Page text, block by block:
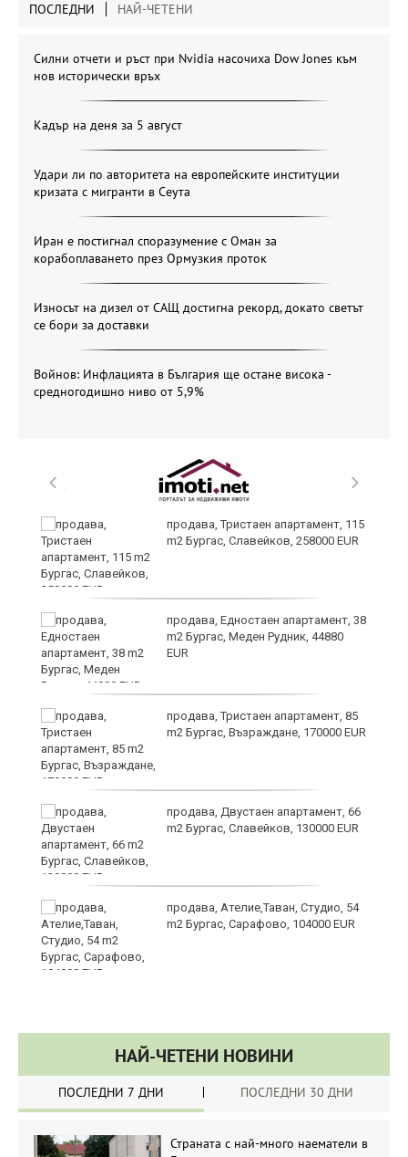
ПОСЛЕДНИ НАЙ-ЧЕТЕНИ
Силни отчети и ръст при Nvidia насочиха Dow Jones към
нов исторически връх
Кадър на деня за 5 август
Удари ли по авторитета на европейските институции
кризата с мигранти в Сеута
Иран е постигнал споразумение с Оман за
корабоплаването през Ормузкия проток
Износът на дизел от САЩ достигна рекорд, докато светът
се бори за доставки
Войнов: Инфлацията в България ще остане висока -
средногодишно ниво от 5,9%
продава, Тристаен апартамент, 115
m2 Бургас, Славейков, 258000 EUR
продава, Едностаен апартамент, 38
m2 Бургас, Меден Рудник, 44880
EUR
продава, Тристаен апартамент, 85
m2 Бургас, Възраждане, 170000 EUR
продава, Двустаен апартамент, 66
m2 Бургас, Славейков, 130000 EUR
продава, Ателие,Таван, Студио, 54
m2 Бургас, Сарафово, 104000 EUR
НАЙ-ЧЕТЕНИ НОВИНИ
ПОСЛЕДНИ 7 ДНИ ПОСЛЕДНИ 30 ДНИ
Страната с най-много наематели в